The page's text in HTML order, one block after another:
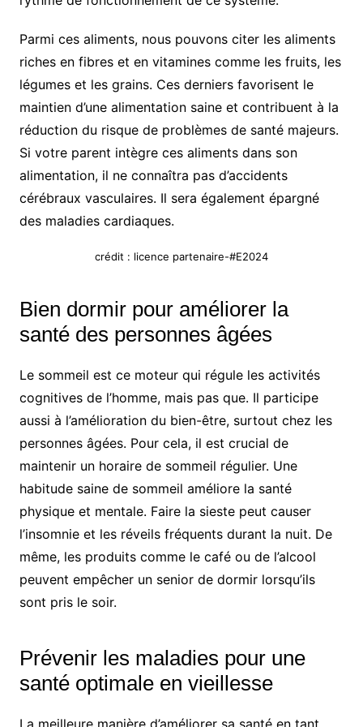
Parmi ces aliments, nous pouvons citer les aliments
riches en fibres et en vitamines comme les fruits, les
légumes et les grains. Ces derniers favorisent le
maintien d’une alimentation saine et contribuent à la
réduction du risque de problèmes de santé majeurs.
Si votre parent intègre ces aliments dans son
alimentation, il ne connaîtra pas d’accidents
cérébraux vasculaires. Il sera également épargné
des maladies cardiaques.
crédit : licence partenaire-#E2024
Bien dormir pour améliorer la
santé des personnes âgées
Le sommeil est ce moteur qui régule les activités
cognitives de l’homme, mais pas que. Il participe
aussi à l’amélioration du bien-être, surtout chez les
personnes âgées. Pour cela, il est crucial de
maintenir un horaire de sommeil régulier. Une
habitude saine de sommeil améliore la santé
physique et mentale. Faire la sieste peut causer
l’insomnie et les réveils fréquents durant la nuit. De
même, les produits comme le café ou de l’alcool
peuvent empêcher un senior de dormir lorsqu’ils
sont pris le soir.
Prévenir les maladies pour une
santé optimale en vieillesse